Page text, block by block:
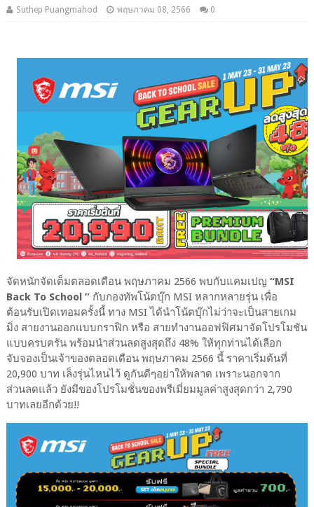
Suthep Puangmahod พฤษภาคม 08, 2566 0
จัดหนักจัดเต็มตลอดเดือน พฤษภาคม 2566 พบกับแคมเปญ “MSI
Back To School ”กับกองทัพโน้ตบุ๊ก MSI หลากหลายรุ่น เพื่อ
ต้อนรับเปิดเทอมครั้งนี้ ทาง MSI ได้นำโน้ตบุ๊กไม่ว่าจะเป็นสายเกม
มิ่ง สายงานออกแบบกราฟิก หรือ สายทำงานออฟฟิศมาจัดโปรโมชัน
แบบครบครัน พร้อมนำส่วนลดสูงสุดถึง 48% ให้ทุกท่านได้เลือก
จับจองเป็นเจ้าของตลอดเดือน พฤษภาคม 2566 นี้ ราคาเริ่มต้นที่
20,900 บาท เล็งรุ่นไหนไว้ ดูกันดีๆอย่าให้พลาด เพราะนอกจาก
ส่วนลดแล้ว ยังมีของโปรโมชั่นของพรีเมี่ยมมูลค่าสูงสุดกว่า 2,790
บาทเลยอีกด้วย!!